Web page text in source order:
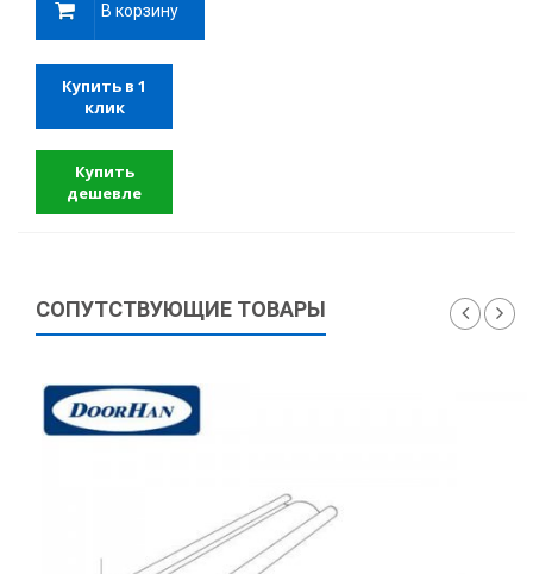
В корзину
Купить в 1
клик
Купить
дешевле
СОПУТСТВУЮЩИЕ ТОВАРЫ